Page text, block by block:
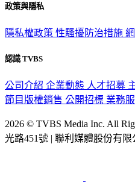
政策與隱私
隱私權政策 性騷擾防治措施
認識 TVBS
公司介紹 企業動態 人才招募
節目版權銷售 公開招標 業務
2026 © TVBS Media Inc. All
光路451號 | 聯利媒體股份有限